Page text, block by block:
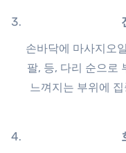
손바닥에 마사지오
팔, 등, 다리 순으로
느껴지는 부위에